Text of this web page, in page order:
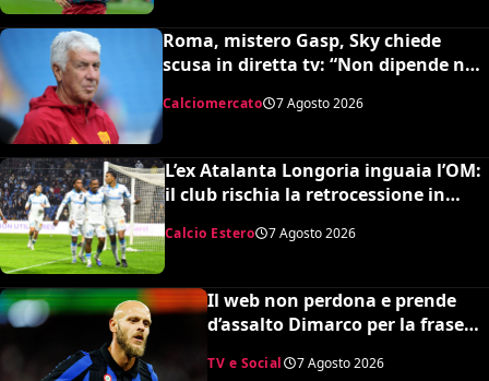
Roma, mistero Gasp, Sky chiede
scusa in diretta tv: “Non dipende né
arrivo?
Calciomercato 7 Agosto 2026
L’ex Atalanta Longoria inguaia l’OM:
il club rischia la retrocessione in
Ligue 2 e svende tutti i suoi pezzi
pregiati
Calcio Estero 7 Agosto 2026
Il web non perdona e prende
d’assalto Dimarco per la frase
TV e Social 7 Agosto 2026